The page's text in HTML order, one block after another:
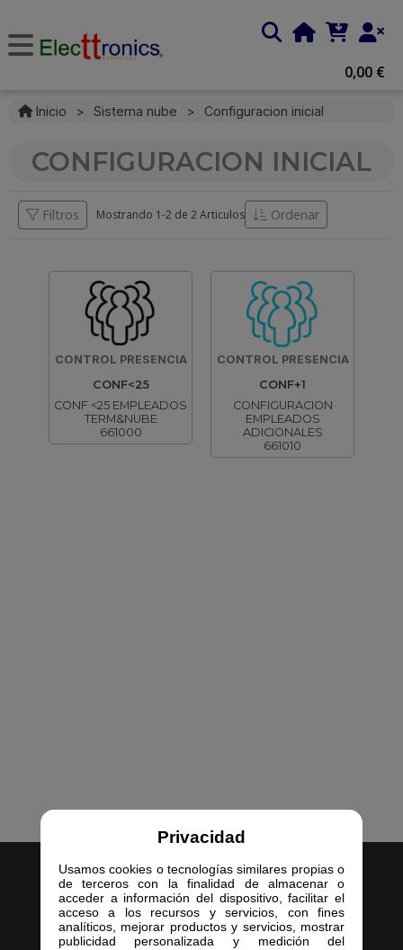
Privacidad
Usamos cookies o tecnologías similares propias o
de terceros con la finalidad de almacenar o
acceder a información del dispositivo, facilitar el
acceso a los recursos y servicios, con fines
analíticos, mejorar productos y servicios, mostrar
publicidad personalizada y medición del
0,00 €
Inicio > Sistema nube > Configuracion inicial
CONFIGURACION INICIAL
Filtros Mostrando 1-2 de 2 Articulos Ordenar
CONTROL PRESENCIA
CONF<25
CONF <25 EMPLEADOS
TERM&NUBE
661000
CONTROL PRESENCIA
CONF+1
CONFIGURACION
EMPLEADOS
ADICIONALES
661010